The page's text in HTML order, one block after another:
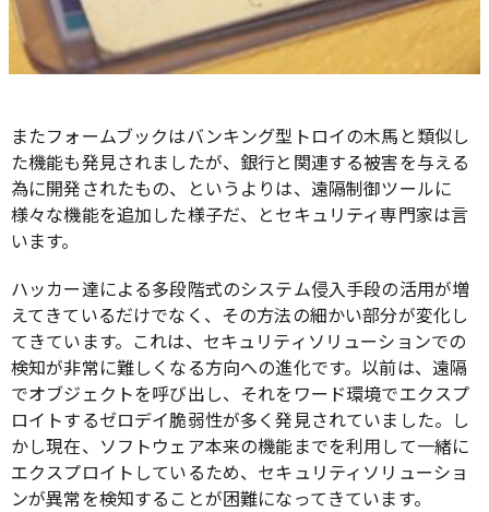
またフォームブックはバンキング型トロイの木馬と類似し
た機能も発見されましたが、銀行と関連する被害を与える
為に開発されたもの、というよりは、遠隔制御ツールに
様々な機能を追加した様子だ、とセキュリティ専門家は言
います。
ハッカー達による多段階式のシステム侵入手段の活用が増
えてきているだけでなく、その方法の細かい部分が変化し
てきています。これは、セキュリティソリューションでの
検知が非常に難しくなる方向への進化です。以前は、遠隔
でオブジェクトを呼び出し、それをワード環境でエクスプ
ロイトするゼロデイ脆弱性が多く発見されていました。し
かし現在、ソフトウェア本来の機能までを利用して一緒に
エクスプロイトしているため、セキュリティソリューショ
ンが異常を検知することが困難になってきています。